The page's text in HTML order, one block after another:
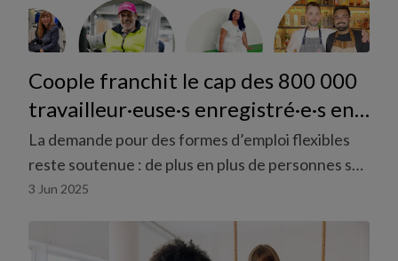
Coople franchit le cap des 800 000
travailleur·euse·s enregistré·e·s en
Suisse.
La demande pour des formes d’emploi flexibles
reste soutenue : de plus en plus de personnes se
tournent vers Coople pour organiser leur vie
3 Jun 2025